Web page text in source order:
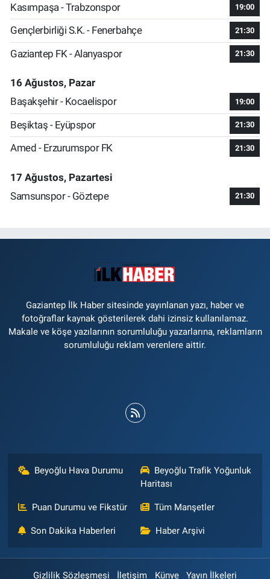
Kasımpaşa - Trabzonspor 19:00
Gençlerbirliği S.K. - Fenerbahçe 21:30
Gaziantep FK - Alanyaspor 21:30
16 Ağustos, Pazar
Başakşehir - Kocaelispor
19:00
Beşiktaş - Eyüpspor 21:30
Amed - Erzurumspor FK 21:30
17 Ağustos, Pazartesi
Samsunspor - Göztepe
21:30
Gaziantep İlk Haber sitesinde yayınlanan yazı, haber ve
fotoğraflar kaynak gösterilerek dahi izinsiz kullanılamaz.
Makale ve köşe yazılarının sorumluluğu yazarlarına, reklamların
sorumluluğu reklam verenlere aittir.
Beyoğlu Hava Durumu
Beyoğlu Trafik Yoğunluk
Haritası
Puan Durumu ve Fikstür Tüm Manşetler
Son Dakika Haberleri Haber Arşivi
Gizlilik Sözleşmesi İletişim Künye Yayın İlkeleri